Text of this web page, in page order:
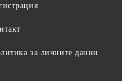
за личните данни